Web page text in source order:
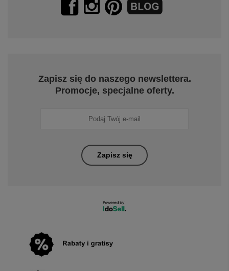
Zapisz się do naszego newslettera.
Promocje, specjalne oferty.
Zapisz się